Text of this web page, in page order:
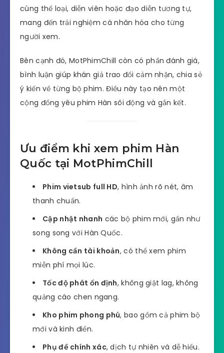
cùng thể loại, diễn viên hoặc đạo diễn tương tự,
mang đến trải nghiệm cá nhân hóa cho từng
người xem.
Bên cạnh đó, MotPhimChill còn có phần đánh giá,
bình luận giúp khán giả trao đổi cảm nhận, chia sẻ
ý kiến về từng bộ phim. Điều này tạo nên một
cộng đồng yêu phim Hàn sôi động và gắn kết.
Ưu điểm khi xem phim Hàn
Quốc tại MotPhimChill
Phim vietsub full HD, hình ảnh rõ nét, âm
thanh chuẩn.
Cập nhật nhanh các bộ phim mới, gần như
song song với Hàn Quốc.
Không cần tài khoản, có thể xem phim
miễn phí mọi lúc.
Tốc độ phát ổn định, không giật lag, không
quảng cáo chen ngang.
Kho phim phong phú, bao gồm cả phim bộ
mới và kinh điển.
Phụ đề chính xác, dịch tự nhiên và dễ hiểu.